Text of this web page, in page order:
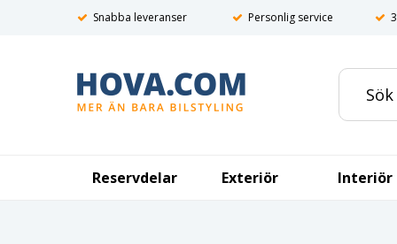
Snabba leveranser Personlig service
Reservdelar Exteriör Interiör